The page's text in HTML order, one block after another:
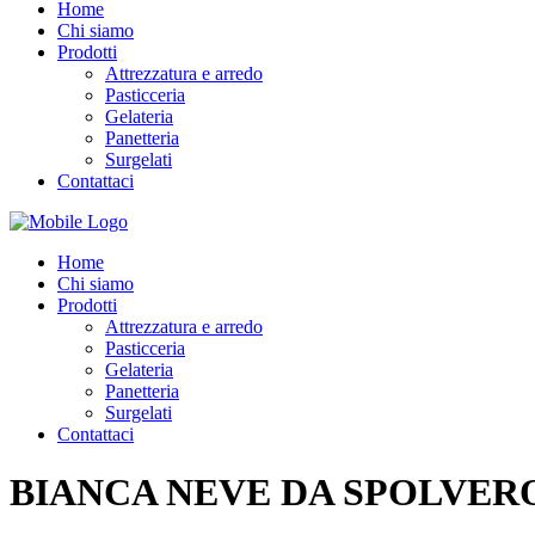
Home
Chi siamo
Prodotti
Attrezzatura e arredo
Pasticceria
Gelateria
Panetteria
Surgelati
Contattaci
Home
Chi siamo
Prodotti
Attrezzatura e arredo
Pasticceria
Gelateria
Panetteria
Surgelati
Contattaci
BIANCA NEVE DA